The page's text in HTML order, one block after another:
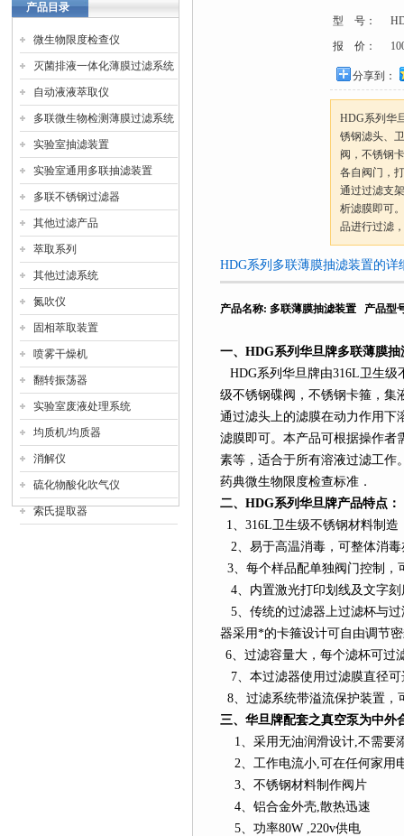
产品目录
微生物限度检查仪
灭菌排液一体化薄膜过滤系统
自动液液萃取仪
多联微生物检测薄膜过滤系统
实验室抽滤装置
实验室通用多联抽滤装置
多联不锈钢过滤器
其他过滤产品
萃取系列
其他过滤系统
氮吹仪
固相萃取装置
喷雾干燥机
翻转振荡器
实验室废液处理系统
均质机/均质器
消解仪
硫化物酸化吹气仪
索氏提取器
型 号：
报 价：
分享到：
HDG系列华
锈钢滤头、
阀，不锈钢
各自阀门，
通过过滤支
析滤膜即可
品进行过滤，
HDG系列多联薄膜抽滤装置的详
产品名称: 多联薄膜抽滤装置 产品型
一、 HDG系列 华旦牌多联薄膜
HDG系列 华旦牌由316L卫生级
级不锈钢碟阀，不锈钢卡箍，集
通过滤头上的滤膜在动力作用下
滤膜即可。本产品可根据操作者
素等，适合于所有溶液过滤工作
药典微生物限度检查标准．
二、 HDG系列 华旦牌产品特点：
1、 316L卫生级不锈钢材料制造
2、易于高温消毒，可整体消
3、每个样品配单独阀门控制，
4、内置激光打印划线及文字
5、传统的过滤器上过滤杯与
器采用*的卡箍设计可自由调节
6、过滤容量大，每个滤杯可过
7、本过滤器使用过滤膜直径可
8、过滤系统带溢流保护装置
三、华旦牌配套之真空泵为中外
1、采用无油润滑设计,不需要
2、工作电流小,可在任何家用
3、不锈钢材料制作阀片
4、铝合金外壳,散热迅速
5、功率80W ,220v供电